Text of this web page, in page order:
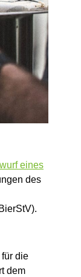
eines
des
die
dem